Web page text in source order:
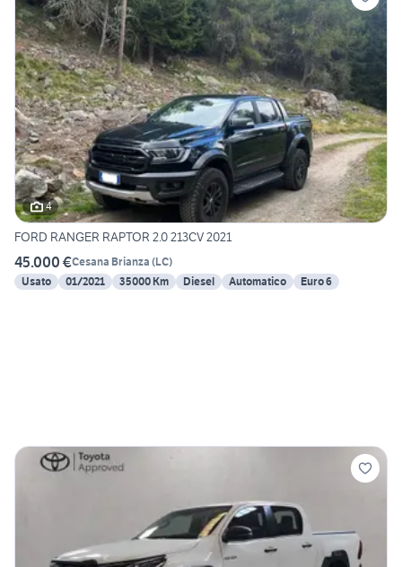
4
FORD RANGER RAPTOR 2.0 213CV 2021
45.000 €Cesana Brianza (LC)
Usato
01/2021 35000 Km Diesel Automatico Euro 6